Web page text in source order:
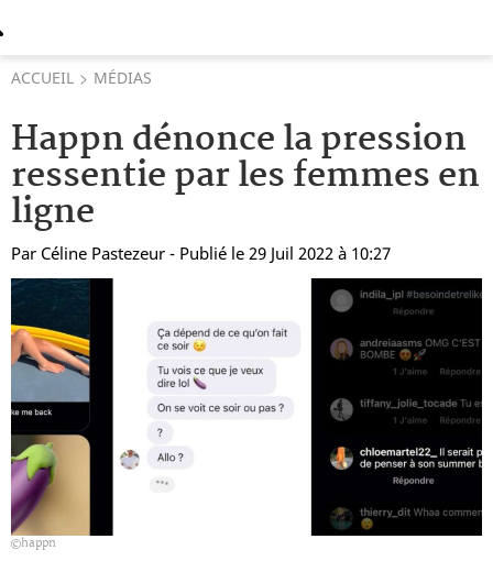
ACCUEIL MÉDIAS
Happn dénonce la pression
ressentie par les femmes en
ligne
Par Céline Pastezeur - Publié le 29 Juil 2022 à 10:27
happn